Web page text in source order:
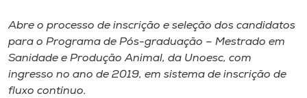
Cultura
CPA
Abre o processo de inscrição e seleção dos candidatos
para o Programa de Pós-graduação – Mestrado em
Sanidade e Produção Animal, da Unoesc, com
ingresso no ano de 2019, em sistema de inscrição de
fluxo contínuo.